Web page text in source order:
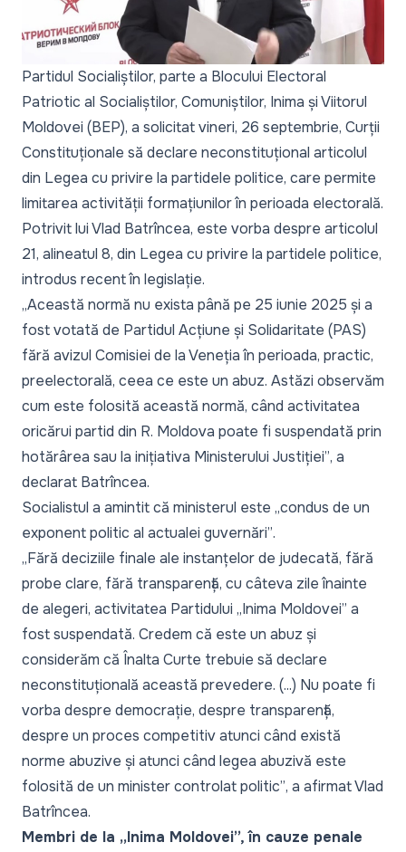
Partidul Socialiștilor, parte a Blocului Electoral
Patriotic al Socialiștilor, Comuniștilor, Inima și Viitorul
Moldovei (BEP), a solicitat vineri, 26 septembrie, Curții
Constituționale să declare neconstituțional articolul
din Legea cu privire la partidele politice, care permite
limitarea activității formațiunilor în perioada electorală.
Potrivit lui Vlad Batrîncea, este vorba despre articolul
21, alineatul 8, din Legea cu privire la partidele politice,
introdus recent în legislație.
„Această normă nu exista până pe 25 iunie 2025 și a
fost votată de Partidul Acțiune și Solidaritate (PAS)
fără avizul Comisiei de la Veneția în perioada, practic,
preelectorală, ceea ce este un abuz. Astăzi observăm
cum este folosită această normă, când activitatea
oricărui partid din R. Moldova poate fi suspendată prin
hotărârea sau la inițiativa Ministerului Justiției”, a
declarat Batrîncea.
Socialistul a amintit că ministerul este „condus de un
exponent politic al actualei guvernări”.
„Fără deciziile finale ale instanțelor de judecată, fără
probe clare, fără transparență, cu câteva zile înainte
de alegeri, activitatea Partidului „Inima Moldovei” a
fost suspendată. Credem că este un abuz și
considerăm că Înalta Curte trebuie să declare
neconstituțională această prevedere. (...) Nu poate fi
vorba despre democrație, despre transparență,
despre un proces competitiv atunci când există
norme abuzive și atunci când legea abuzivă este
folosită de un minister controlat politic”, a afirmat Vlad
Batrîncea.
Membri de la „Inima Moldovei”, în cauze penale